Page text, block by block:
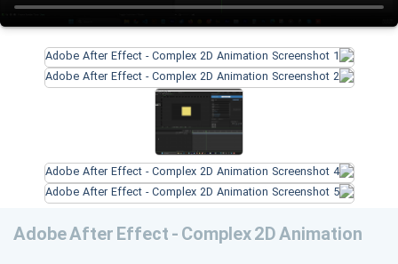
Adobe After Effect - Complex 2D Animation